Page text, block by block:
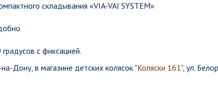
складывания «VIA-VAI SYSTEM»
с фиксацией.
Дону, в магазине детских колясок "Коляски 161", ул.